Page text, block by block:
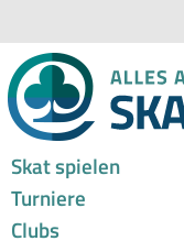
Skat spielen
Turniere
Clubs